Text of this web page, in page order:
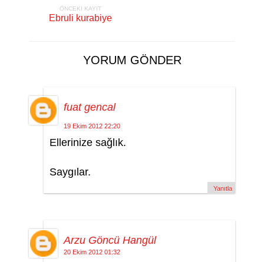
ÖNCEKI KAYIT
Ebruli kurabiye
YORUM GÖNDER
fuat gencal
19 Ekim 2012 22:20
Ellerinize sağlık.
Saygılar.
Yanıtla
Arzu Göncü Hangül
20 Ekim 2012 01:32